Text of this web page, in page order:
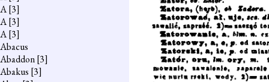
A[3]
A[3]
A[3]
Abacus
Abaddon[3]
Abakus [3]